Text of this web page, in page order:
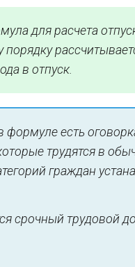
для расчета
в отпуск.
формуле есть
трудятся в
граждан
срочный трудовой